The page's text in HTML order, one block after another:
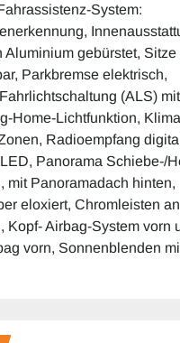
System:
Aluminium gebürstet, Sitze
Parkbremse elektrisch,
(ALS)
Home-Lichtfunktion,
Radioempfang
Panorama Schiebe-/
mit Panoramadach hinten,
eloxiert, Chromleisten an
Kopf- Airbag-System vorn
vorn, Sonnenblenden